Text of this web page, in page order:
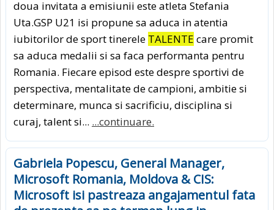
doua invitata a emisiunii este atleta Stefania
Uta.GSP U21 isi propune sa aduca in atentia
iubitorilor de sport tinerele TALENTE care promit
sa aduca medalii si sa faca performanta pentru
Romania. Fiecare episod este despre sportivi de
perspectiva, mentalitate de campioni, ambitie si
determinare, munca si sacrificiu, disciplina si
curaj, talent si... ...continuare.
Gabriela Popescu, General Manager,
Microsoft Romania, Moldova & CIS:
Microsoft isi pastreaza angajamentul fata